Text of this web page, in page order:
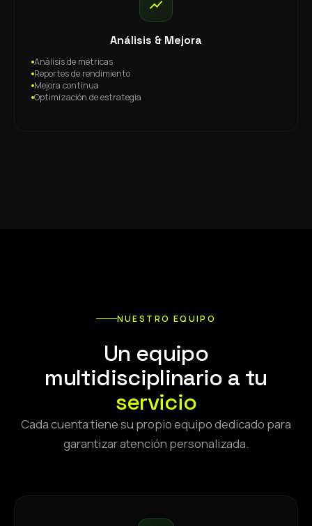
Análisis & Mejora
Análisis de métricas
Reportes de rendimiento
Mejora continua
Optimización de estrategia
NUESTRO EQUIPO
Un equipo
multidisciplinario a tu
servicio
Cada cuenta tiene su propio equipo dedicado para
garantizar atención personalizada.